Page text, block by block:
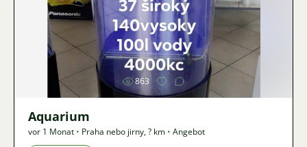
Bild
863
Aquarium
vor 1 Monat • Praha nebo jirny,? km • Angebot